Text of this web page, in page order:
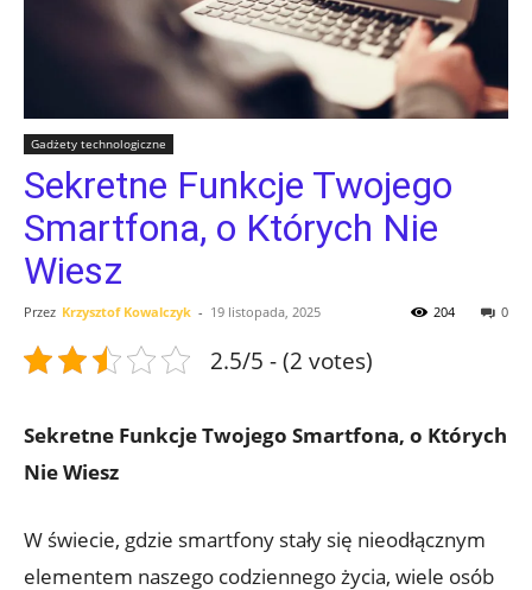
Gadżety technologiczne
Sekretne Funkcje Twojego
Smartfona, o Których Nie
Wiesz
Przez Krzysztof Kowalczyk - 19 listopada, 2025 0
204
2.5/5 - (2 votes)
Sekretne Funkcje Twojego Smartfona, o Których
Nie Wiesz
W świecie, gdzie smartfony ​stały ⁢się nieodłącznym⁢
elementem naszego codziennego ‍życia,‍ wiele osób‌